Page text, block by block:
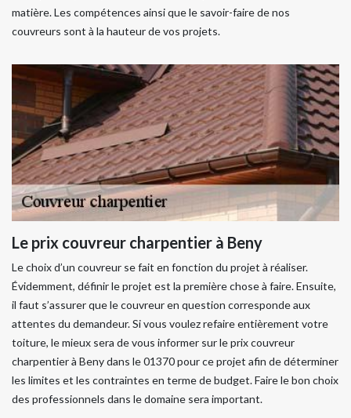
matière. Les compétences ainsi que le savoir-faire de nos
couvreurs sont à la hauteur de vos projets.
Le prix couvreur charpentier à Beny
Le choix d’un couvreur se fait en fonction du projet à réaliser.
Évidemment, définir le projet est la première chose à faire. Ensuite,
il faut s’assurer que le couvreur en question corresponde aux
attentes du demandeur. Si vous voulez refaire entièrement votre
toiture, le mieux sera de vous informer sur le prix couvreur
charpentier à Beny dans le 01370 pour ce projet afin de déterminer
les limites et les contraintes en terme de budget. Faire le bon choix
des professionnels dans le domaine sera important.